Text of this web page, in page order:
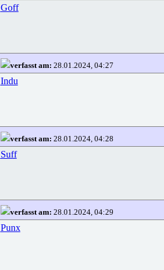
Goff
verfasst am: 28.01.2024, 04:27
Indu
verfasst am: 28.01.2024, 04:28
Suff
verfasst am: 28.01.2024, 04:29
Punx